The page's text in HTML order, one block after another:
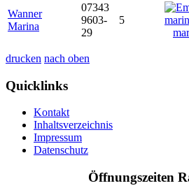
Wanner
Marina
07343
9603-
29
5
drucken nach oben
Quicklinks
Kontakt
Inhaltsverzeichnis
Impressum
Datenschutz
Öffnungszeiten